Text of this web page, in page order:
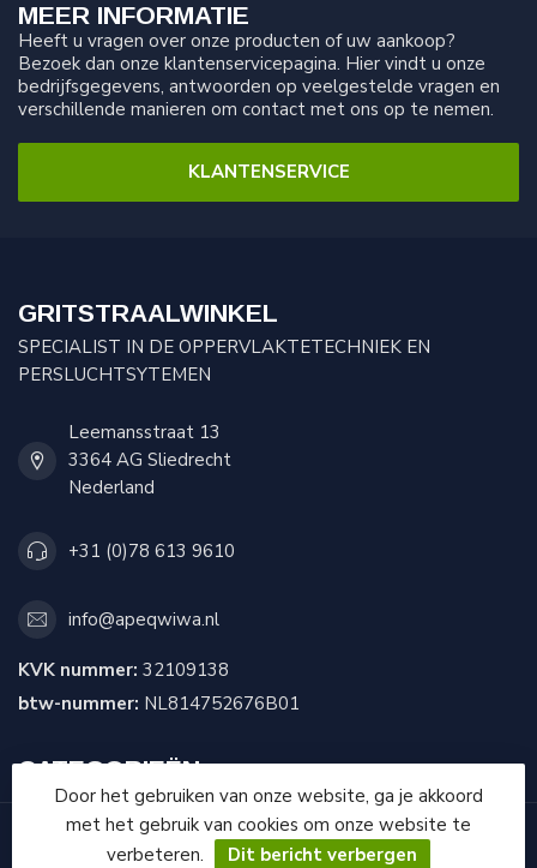
MEER INFORMATIE
Heeft u vragen over onze producten of uw aankoop?
Bezoek dan onze klantenservicepagina. Hier vindt u onze
bedrijfsgegevens, antwoorden op veelgestelde vragen en
verschillende manieren om contact met ons op te nemen.
KLANTENSERVICE
GRITSTRAALWINKEL
SPECIALIST IN DE OPPERVLAKTETECHNIEK EN
PERSLUCHTSYTEMEN
Leemansstraat 13
3364 AG Sliedrecht
Nederland
+31 (0)78 613 9610
info@apeqwiwa.nl
KVK nummer: 32109138
btw-nummer: NL814752676B01
CATEGORIEËN
INFORMATIE
Door het gebruiken van onze website, ga je akkoord
met het gebruik van cookies om onze website te
verbeteren.
Dit bericht verbergen